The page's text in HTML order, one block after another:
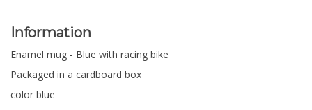
Information
Enamel mug - Blue with racing bike
Packaged in a cardboard box
color blue